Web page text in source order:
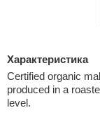
Характеристика
Certified organic
produced in a
level.